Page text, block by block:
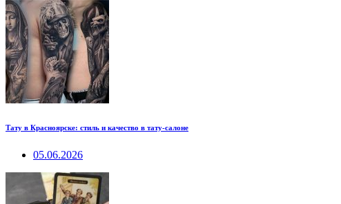
Тату в Красноярске: стиль и качество в тату-салоне
05.06.2026